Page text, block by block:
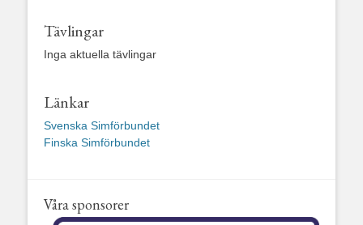
Tävlingar
Inga aktuella tävlingar
Länkar
Svenska Simförbundet
Finska Simförbundet
Våra sponsorer